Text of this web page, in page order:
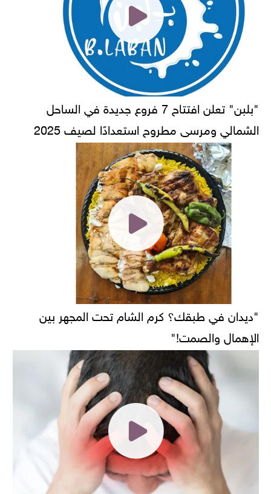
"بلبن" تعلن افتتاح 7 فروع جديدة في الساحل
الشمالي ومرسى مطروح استعدادًا لصيف 2025
"ديدان في طبقك؟ كرم الشام تحت المجهر بين
الإهمال والصمت!"